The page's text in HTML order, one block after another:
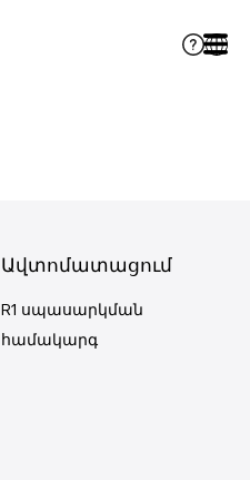
Ավտոմատացում
R1 սպասարկման
համակարգ